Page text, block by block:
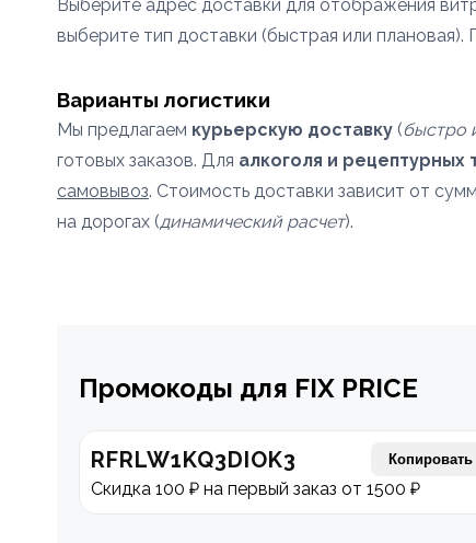
Выберите адрес доставки для отображения
выберите тип доставки (быстрая или плановая).
Варианты логистики
Мы предлагаем курьерскую доставку (быстро
готовых заказов. Для алкоголя и рецептурных
самовывоз. Стоимость доставки зависит от
на дорогах (динамический расчет).
Промокоды для FIX PRICE
RFRLW1KQ3DIOK3 Копировать
Скидка 100 ₽ на первый заказ от 1500 ₽